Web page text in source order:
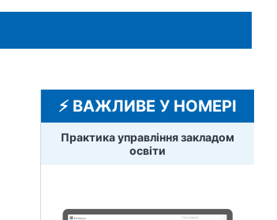
⚡️ ВАЖЛИВЕ У НОМЕРІ
Практика управління закладом
освіти